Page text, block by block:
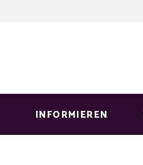
INFORMIEREN